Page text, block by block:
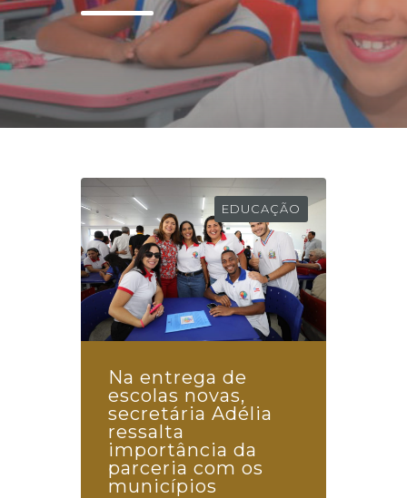
EDUCAÇÃO
Na entrega de
escolas novas,
secretária Adélia
ressalta
importância da
parceria com os
municípios